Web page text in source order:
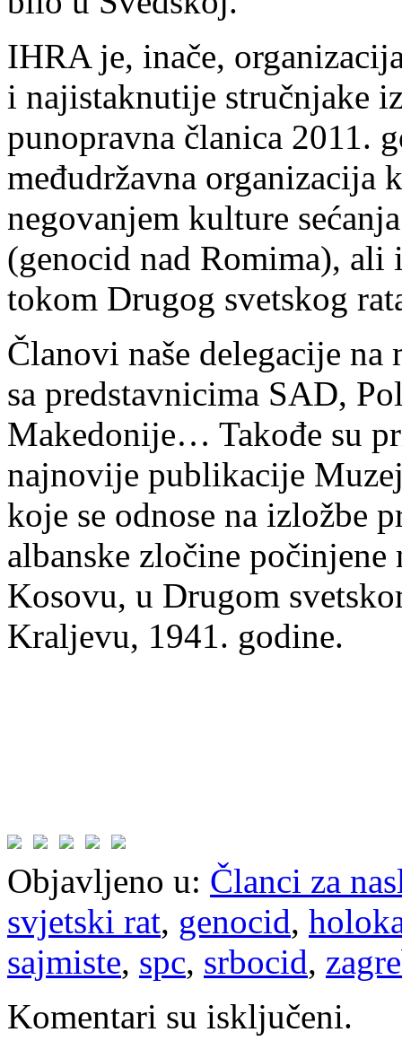
IHRA je, inače,
i najistaknutije stručnjake
punopravna članica 2011.
međudržavna organizacija
negovanjem kulture
(genocid nad Romima), ali
tokom Drugog svetskog
Članovi naše delegacije na
sa predstavnicima SAD,
Makedonije… Takođe su
najnovije publikacije
koje se odnose na izložbe
albanske zločine
Kosovu, u Drugom
Kraljevu, 1941. godine.
Objavljeno u: Članci za
svjetski rat, genocid,
sajmiste, spc, srbocid,
Komentari su isključeni.